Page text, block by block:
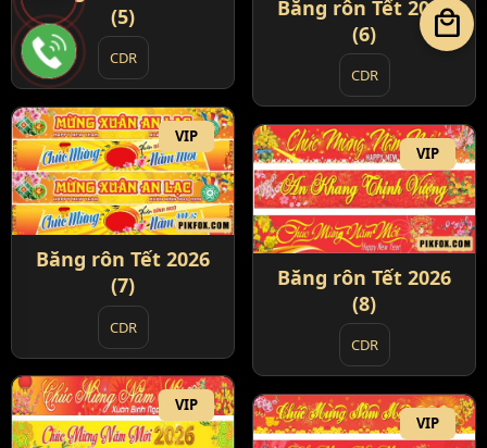
(5)
CDR
Băng rôn Tết 2026
(6)
CDR
VIP
Băng rôn Tết 2026
(7)
CDR
VIP
Băng rôn Tết 2026
(8)
CDR
VIP
VIP
local_mall